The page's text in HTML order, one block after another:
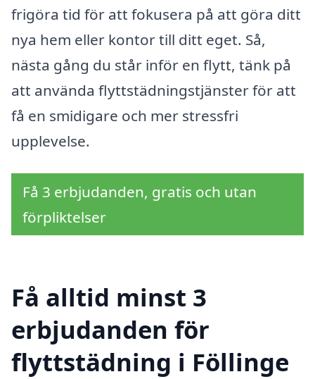
frigöra tid för att fokusera på att göra ditt
nya hem eller kontor till ditt eget. Så,
nästa gång du står inför en flytt, tänk på
att använda flyttstädningstjänster för att
få en smidigare och mer stressfri
upplevelse.
Få 3 erbjudanden, gratis och utan
förpliktelser
Få alltid minst 3
erbjudanden för
flyttstädning i Föllinge